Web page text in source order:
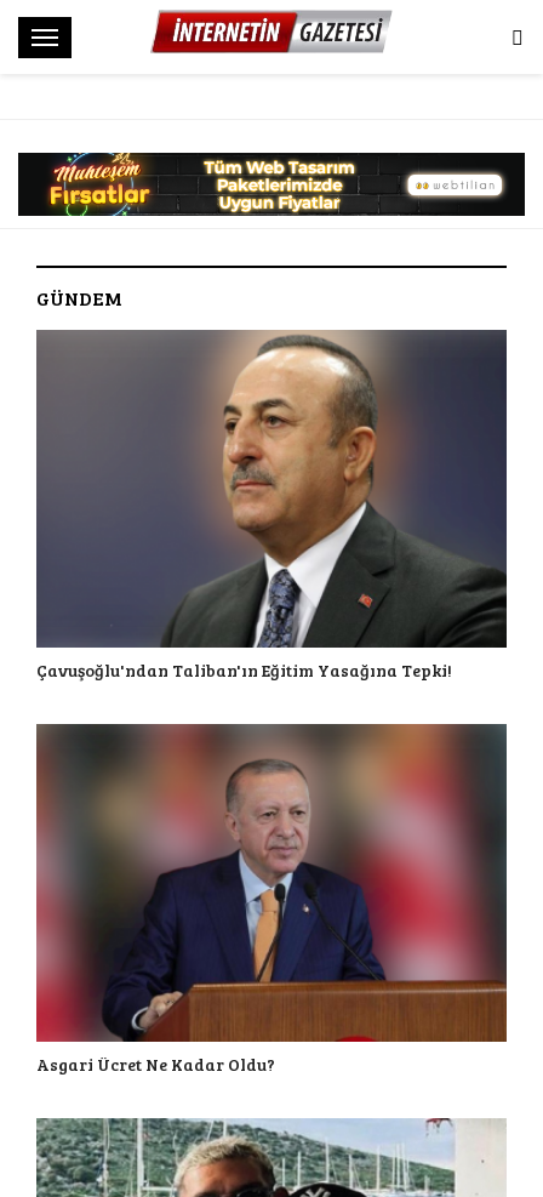
M
GÜNDEM
Çavuşoğlu'ndan Taliban'ın Eğitim Yasağına Tepki!
Asgari Ücret Ne Kadar Oldu?